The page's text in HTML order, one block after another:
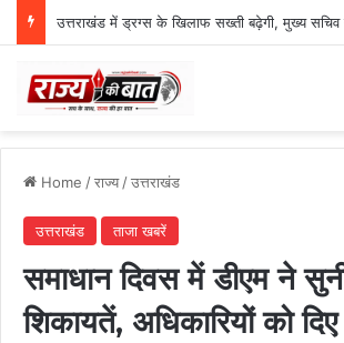
Home /राज्य/उत्तराखंड
उत्तराखंड ताजा खबरें
समाधान दिवस में डीएम ने
शिकायतें, अधिकारियों को दिए